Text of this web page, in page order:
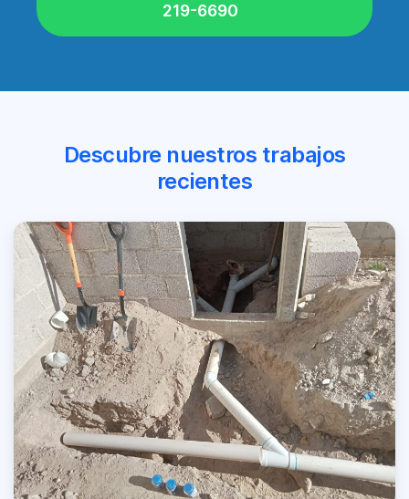
219-6690
Descubre nuestros trabajos
recientes